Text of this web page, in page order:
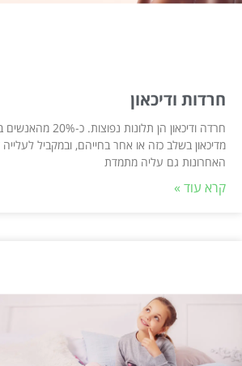
חרדות ודיכאון
חרדה ודיכאון הן
מדיכאון בשלב כזה או אחר בחייהם, ובמקביל
האחרונות גם עליה מתמדת
קרא עוד »